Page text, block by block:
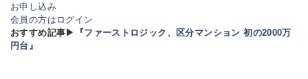
お申し込み
会員の方はログイン
おすすめ記事▶
『ファーストロジック、区分マンション 初の2000万
円台』